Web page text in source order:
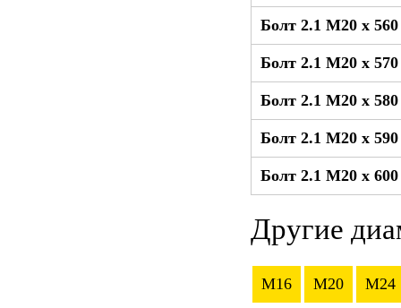
Болт 2.1 М20 x
Болт 2.1 М20 x
Болт 2.1 М20 x
Болт 2.1 М20 x
Болт 2.1 М20 x
Другие
M16 M20 M24